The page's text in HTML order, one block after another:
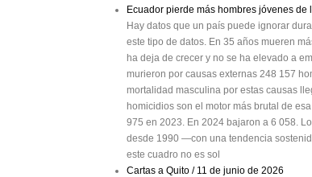
Ecuador pierde más hombres jóvenes de
Hay datos que un país puede ignorar
este tipo de datos. En 35 años mueren
ha deja de crecer y no se ha elevado a
murieron por causas externas 248 157
mortalidad masculina por estas causas
homicidios son el motor más brutal de
975 en 2023. En 2024 bajaron a 6 058.
desde 1990 —con una tendencia
este cuadro no es sol
Cartas a Quito / 11 de junio de 2026